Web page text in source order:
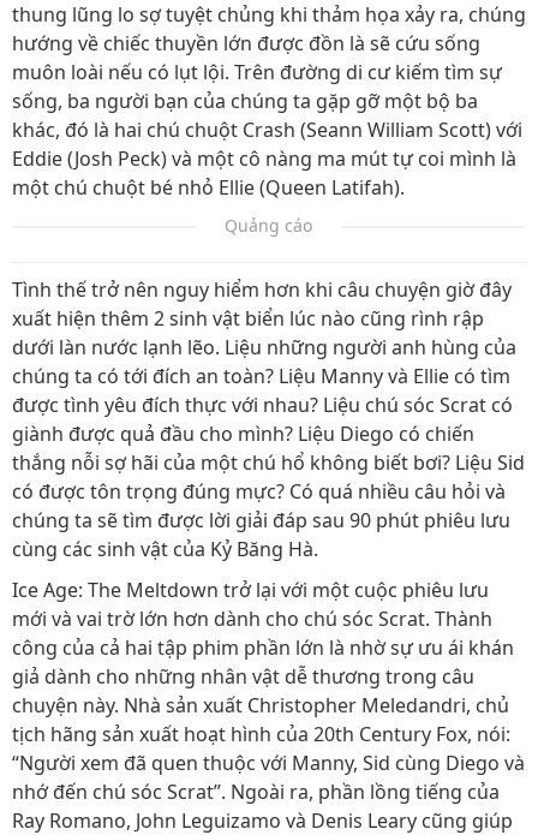
thung lũng lo sợ tuyệt chủng khi thảm họa xảy ra, chúng
hướng về chiếc thuyền lớn được đồn là sẽ cứu sống
muôn loài nếu có lụt lội. Trên đường di cư kiếm tìm sự
sống, ba người bạn của chúng ta gặp gỡ một bộ ba
khác, đó là hai chú chuột Crash (Seann William Scott) với
Eddie (Josh Peck) và một cô nàng ma mút tự coi mình là
một chú chuột bé nhỏ Ellie (Queen Latifah).
Quảng cáo
Tình thế trở nên nguy hiểm hơn khi câu chuyện giờ đây
xuất hiện thêm 2 sinh vật biển lúc nào cũng rình rập
dưới làn nước lạnh lẽo. Liệu những người anh hùng của
chúng ta có tới đích an toàn? Liệu Manny và Ellie có tìm
được tình yêu đích thực với nhau? Liệu chú sóc Scrat có
giành được quả đầu cho mình? Liệu Diego có chiến
thắng nỗi sợ hãi của một chú hổ không biết bơi? Liệu Sid
có được tôn trọng đúng mực? Có quá nhiều câu hỏi và
chúng ta sẽ tìm được lời giải đáp sau 90 phút phiêu lưu
cùng các sinh vật của Kỷ Băng Hà.
Ice Age: The Meltdown trở lại với một cuộc phiêu lưu
mới và vai trờ lớn hơn dành cho chú sóc Scrat. Thành
công của cả hai tập phim phần lớn là nhờ sự ưu ái khán
giả dành cho những nhân vật dễ thương trong câu
chuyện này. Nhà sản xuất Christopher Meledandri, chủ
tịch hãng sản xuất hoạt hình của 20th Century Fox, nói:
“Người xem đã quen thuộc với Manny, Sid cùng Diego và
nhớ đến chú sóc Scrat”. Ngoài ra, phần lồng tiếng của
Ray Romano, John Leguizamo và Denis Leary cũng giúp